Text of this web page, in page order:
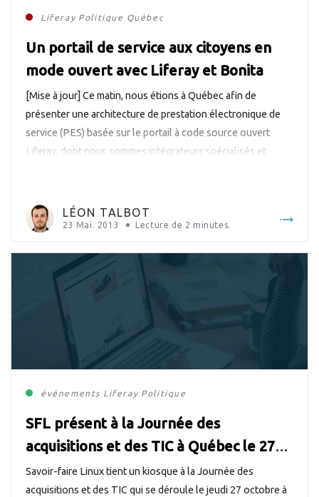
Liferay Politique Québec
Un portail de service aux citoyens en
mode ouvert avec Liferay et Bonita
[Mise à jour] Ce matin, nous étions à Québec afin de
présenter une architecture de prestation électronique de
service (PES) basée sur le portail à code source ouvert
Liferay, dont nous sommes intégrateurs spécialisés et
Voir le fil […]LÉON TALBOT
23 Mai. 2013 Lecture de 2 minutes.
événements Liferay Politique
SFL présent à la Journée des
acquisitions et des TIC à Québec le 27
octobre
Savoir-faire Linux tient un kiosque à la Journée des
acquisitions et des TIC qui se déroule le jeudi 27 octobre à